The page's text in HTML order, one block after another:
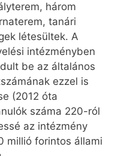
három
tanári
létesültek. A
intézményben
be az általános
ezzel is
(2012 óta
száma 220-ról
az intézmény
millió forintos állami